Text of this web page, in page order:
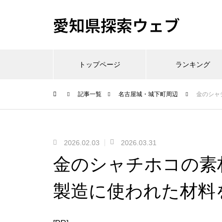
愛知県探索ウェブ
トップページ ランキング
記事一覧 名古屋城・城下町周辺 金のシャ
2026.02.03 2026.03.31
金のシャチホコの
製造に使われた材料